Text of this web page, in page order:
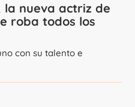
la nueva actriz de
roba todos los
con su talento e